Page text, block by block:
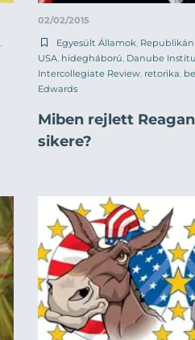
02/02/2015
Egyesült Államok
USA hidegháború Danube
Intercollegiate Review retorika
Edwards
Miben rejlett
sikere?